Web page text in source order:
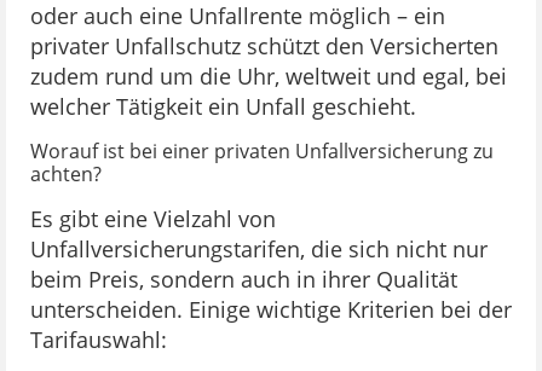
oder auch eine Unfallrente möglich – ein
privater Unfallschutz schützt den Versicherten
zudem rund um die Uhr, weltweit und egal, bei
welcher Tätigkeit ein Unfall geschieht.
Worauf ist bei einer privaten Unfallversicherung zu
achten?
Es gibt eine Vielzahl von
Unfallversicherungstarifen, die sich nicht nur
beim Preis, sondern auch in ihrer Qualität
unterscheiden. Einige wichtige Kriterien bei der
Tarifauswahl: